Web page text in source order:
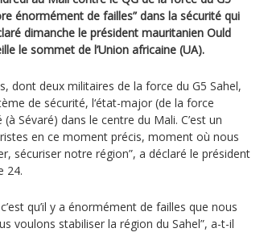
énormément de failles” dans la sécurité qui
dimanche le président mauritanien Ould
le sommet de l’Union africaine (UA).
dont deux militaires de la force du G5 Sahel,
de sécurité, l‘état-major (de la force
Sévaré) dans le centre du Mali. C’est un
en ce moment précis, moment où nous
sécuriser notre région”, a déclaré le président
24.
qu’il y a énormément de failles que nous
voulons stabiliser la région du Sahel”, a-t-il